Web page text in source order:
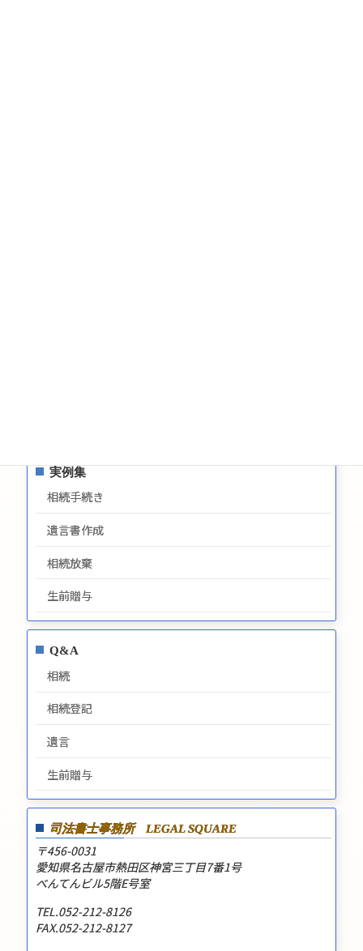
実例集
相続手続き
遺言書作成
相続放棄
生前贈与
Q&A
相続
相続登記
遺言
生前贈与
司法書士事務所 LEGAL SQUARE
〒456-0031
愛知県名古屋市熱田区神宮三丁目7番1号
べんてんビル5階E号室
TEL.052-212-8126
FAX.052-212-8127